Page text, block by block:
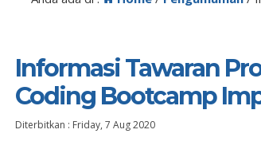
Informasi Tawaran
Coding Bootcamp
Diterbitkan : Friday, 7 Aug 2020